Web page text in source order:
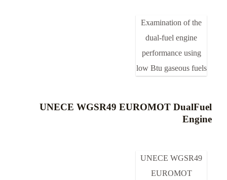
Examination of the
dual-fuel engine
performance using
low Btu gaseous fuels
UNECE WGSR49 EUROMOT DualFuel
Engine
UNECE WGSR49
EUROMOT